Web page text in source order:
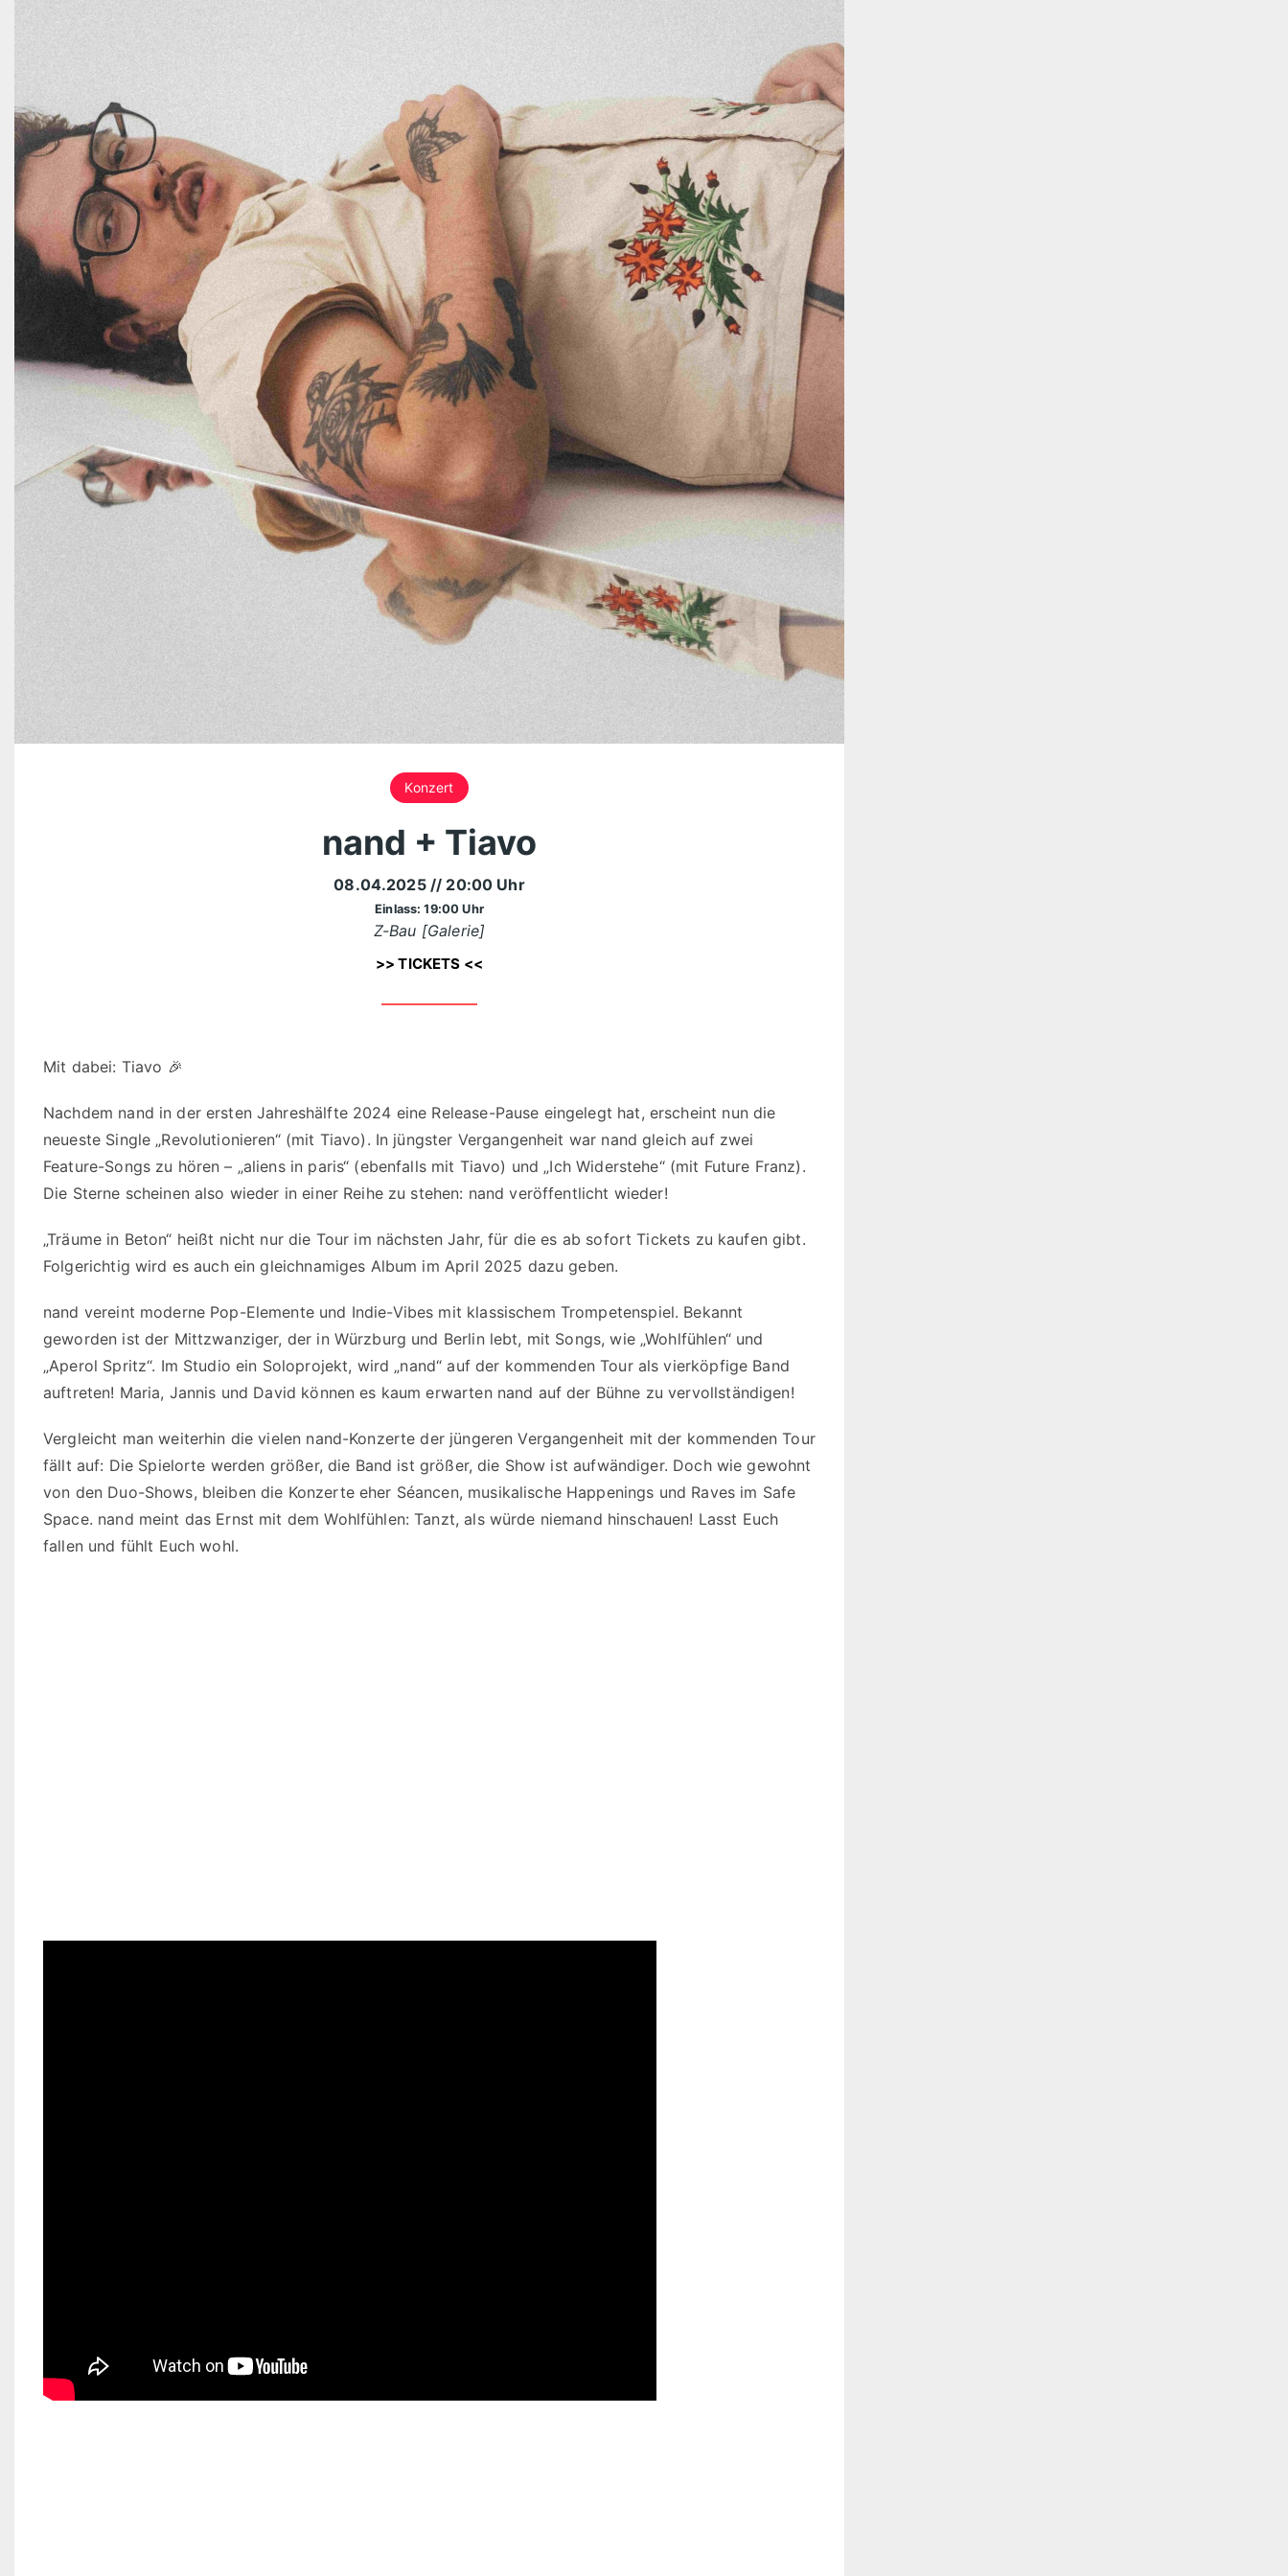
Konzert
nand + Tiavo
08.04.2025 // 20:00 Uhr
Einlass: 19:00 Uhr
Z-Bau [Galerie]
>> TICKETS <<
Mit dabei: Tiavo 🎉
Nachdem nand in der ersten Jahreshälfte 2024 eine Release-Pause eingelegt hat, erscheint nun die
neueste Single „Revolutionieren“ (mit Tiavo). In jüngster Vergangenheit war nand gleich auf zwei
Feature-Songs zu hören – „aliens in paris“ (ebenfalls mit Tiavo) und „Ich Widerstehe“ (mit Future Franz).
Die Sterne scheinen also wieder in einer Reihe zu stehen: nand veröffentlicht wieder!
„Träume in Beton“ heißt nicht nur die Tour im nächsten Jahr, für die es ab sofort Tickets zu kaufen gibt.
Folgerichtig wird es auch ein gleichnamiges Album im April 2025 dazu geben.
nand vereint moderne Pop-Elemente und Indie-Vibes mit klassischem Trompetenspiel. Bekannt
geworden ist der Mittzwanziger, der in Würzburg und Berlin lebt, mit Songs, wie „Wohlfühlen“ und
„Aperol Spritz“. Im Studio ein Soloprojekt, wird „nand“ auf der kommenden Tour als vierköpfige Band
auftreten! Maria, Jannis und David können es kaum erwarten nand auf der Bühne zu vervollständigen!
Vergleicht man weiterhin die vielen nand-Konzerte der jüngeren Vergangenheit mit der kommenden Tour
fällt auf: Die Spielorte werden größer, die Band ist größer, die Show ist aufwändiger. Doch wie gewohnt
von den Duo-Shows, bleiben die Konzerte eher Séancen, musikalische Happenings und Raves im Safe
Space. nand meint das Ernst mit dem Wohlfühlen: Tanzt, als würde niemand hinschauen! Lasst Euch
fallen und fühlt Euch wohl.